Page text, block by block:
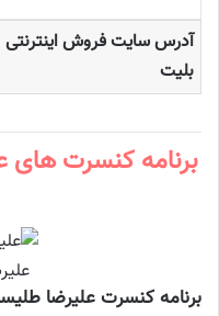
آدرس سایت فروش اینترنتی
بلیت
برنامه کنسرت های
برنامه کنسرت علیرضا